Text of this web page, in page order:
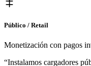
Público / Retail
Monetización con pagos
“Instalamos cargadores